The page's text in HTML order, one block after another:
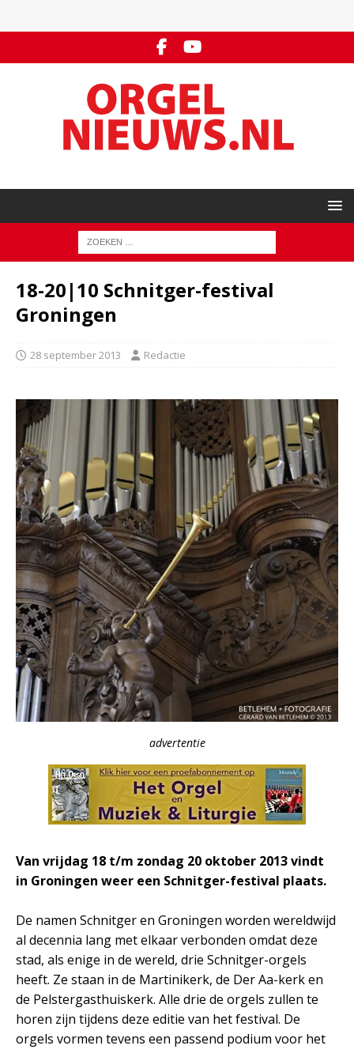
18-20|10 Schnitger-festival
Groningen
28 september 2013 Redactie
advertentie
Van vrijdag 18 t/m zondag 20 oktober 2013 vindt
in Groningen weer een Schnitger-festival plaats.
De namen Schnitger en Groningen worden wereldwijd
al decennia lang met elkaar verbonden omdat deze
stad, als enige in de wereld, drie Schnitger-orgels
heeft. Ze staan in de Martinikerk, de Der Aa-kerk en
de Pelstergasthuiskerk. Alle drie de orgels zullen te
horen zijn tijdens deze editie van het festival. De
orgels vormen tevens een passend podium voor het